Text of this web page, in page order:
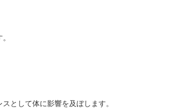
として体に影響を及ぼします。